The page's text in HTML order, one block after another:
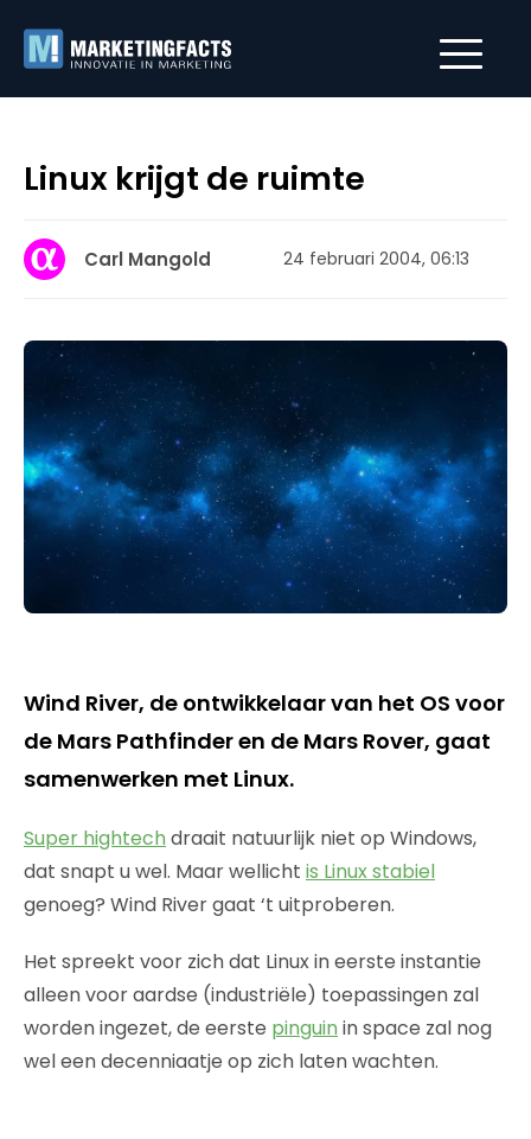
Linux krijgt de ruimte
Carl Mangold 24 februari 2004, 06:13
Wind River, de ontwikkelaar van het OS voor
de Mars Pathfinder en de Mars Rover, gaat
samenwerken met Linux.
Super hightech draait natuurlijk niet op Windows,
dat snapt u wel. Maar wellicht is Linux stabiel
genoeg? Wind River gaat ‘t uitproberen.
Het spreekt voor zich dat Linux in eerste instantie
alleen voor aardse (industriële) toepassingen zal
worden ingezet, de eerste pinguin in space zal nog
wel een decenniaatje op zich laten wachten.